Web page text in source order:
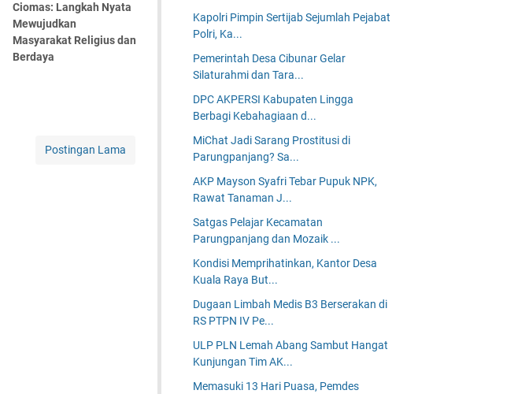
Ciomas: Langkah Nyata
Mewujudkan
Masyarakat Religius dan
Berdaya
Postingan Lama
Kapolri Pimpin Sertijab Sejumlah Pejabat
Polri, Ka...
Pemerintah Desa Cibunar Gelar
Silaturahmi dan Tara...
DPC AKPERSI Kabupaten Lingga
Berbagi Kebahagiaan d...
MiChat Jadi Sarang Prostitusi di
Parungpanjang? Sa...
AKP Mayson Syafri Tebar Pupuk NPK,
Rawat Tanaman J...
Satgas Pelajar Kecamatan
Parungpanjang dan Mozaik ...
Kondisi Memprihatinkan, Kantor Desa
Kuala Raya But...
Dugaan Limbah Medis B3 Berserakan di
RS PTPN IV Pe...
ULP PLN Lemah Abang Sambut Hangat
Kunjungan Tim AK...
Memasuki 13 Hari Puasa, Pemdes